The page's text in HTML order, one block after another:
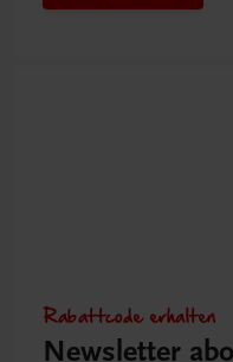
Rabattcode erhalten
Newsletter